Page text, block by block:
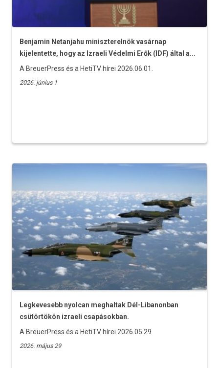
Benjamin Netanjahu miniszterelnök vasárnap
kijelentette, hogy az Izraeli Védelmi Erők (IDF) által a...
A BreuerPress és a HetiTV hírei 2026.06.01.
2026. június 1
Legkevesebb nyolcan meghaltak Dél-Libanonban
csütörtökön izraeli csapásokban.
A BreuerPress és a HetiTV hírei 2026.05.29.
2026. május 29